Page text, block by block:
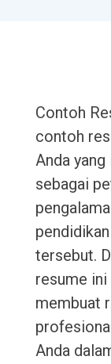
Contoh
contoh
Anda
sebagai
tersebut.
resume ini
membuat
Anda